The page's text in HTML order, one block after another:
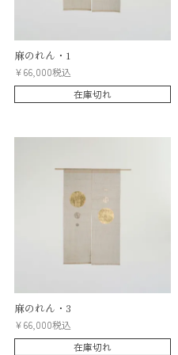
麻のれん・1
¥66,000税込
在庫切れ
麻のれん・3
¥66,000税込
在庫切れ